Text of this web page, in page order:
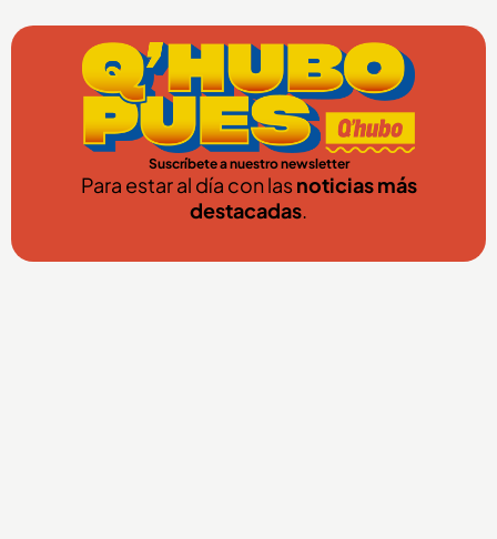
Suscríbete a nuestro newsletter
Para estar al día con lasnoticias más
destacadas.